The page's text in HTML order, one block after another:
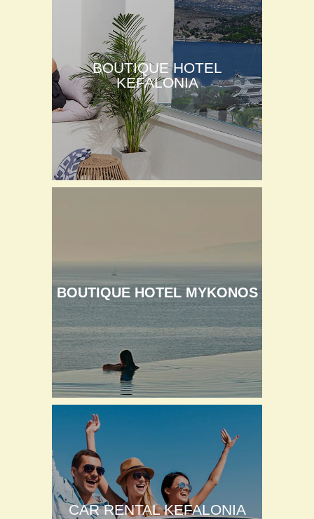
BOUTIQUE HOTEL
KEFALONIA
BOUTIQUE HOTEL MYKONOS
CAR RENTAL KEFALONIA